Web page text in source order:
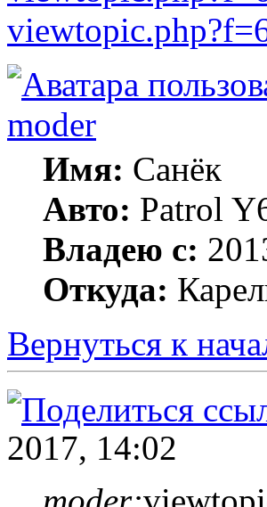
moder
Имя: Санёк
Авто: Patrol
Владею с:
Откуда:
Вернуться к
2017, 14:02